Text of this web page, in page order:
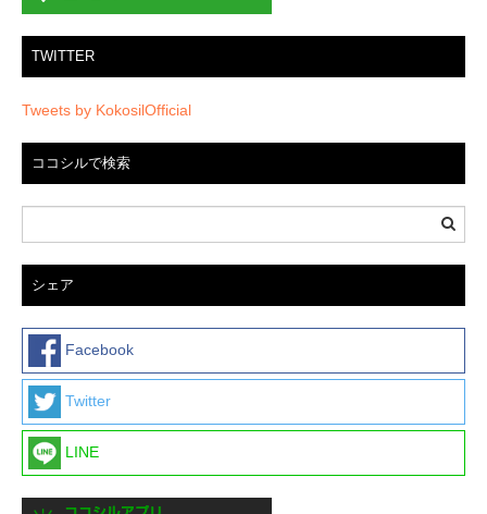
TWITTER
Tweets by KokosilOfficial
ココシルで検索
シェア
Facebook
Twitter
LINE